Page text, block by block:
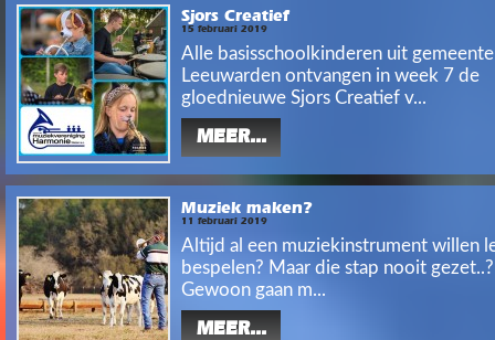
Sjors Creatief
15 februari 2019
Alle basisschoolkinderen uit gemeente
Leeuwarden ontvangen in week 7 de
gloednieuwe Sjors Creatief v...
MEER...
Muziek maken?
11 februari 2019
Altijd al een muziekinstrument willen
bespelen? Maar die stap nooit gezet..?
Gewoon gaan m...
MEER...